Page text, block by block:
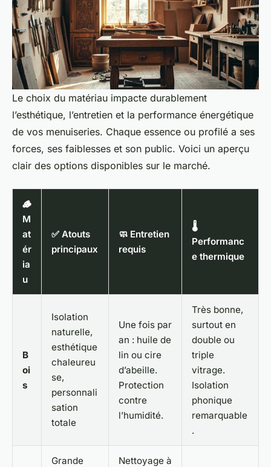
Le choix du matériau impacte durablement
l’esthétique, l’entretien et la performance énergétique
de vos menuiseries. Chaque essence ou profilé a ses
forces, ses faiblesses et son public. Voici un aperçu
clair des options disponibles sur le marché.
🪵
M
at
ér
ia
u
✅ Atouts
principaux
🧼 Entretien
requis
🌡️
Performanc
e thermique
B
oi
s
Isolation
naturelle,
esthétique
chaleureu
se,
personnali
sation
totale
Une fois par
an : huile de
lin ou cire
d’abeille.
Protection
contre
l’humidité.
Très bonne,
surtout en
double ou
triple
vitrage.
Isolation
phonique
remarquable
.
Grande
Nettoyage à